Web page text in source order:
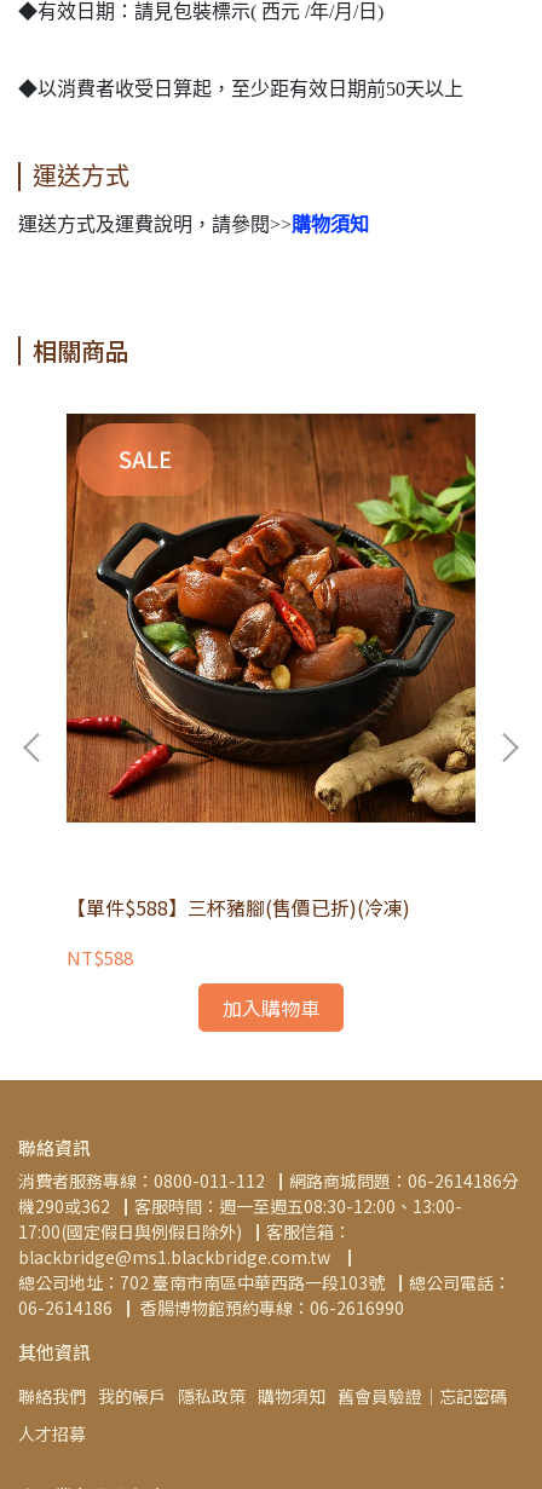
◆有效日期：請見包裝標示( 西元 /年/月/日)
◆以消費者收受日算起，至少距有效日期前50天以上
運送方式
運送方式及運費說明，請參閱>>購物須知
相關商品
【單件$588】三杯豬腳(售價已折)(冷凍)
NT$588
加入購物車
聯絡資訊
消費者服務專線：0800-011-112▕  網路商城問題：06-2614186分
機290或362▕  客服時間：週一至週五08:30-12:00、13:00-
17:00(國定假日與例假日除外)▕  客服信箱：
blackbridge@ms1.blackbridge.com.tw ▕
總公司地址：702 臺南市南區中華西路一段103號▕  總公司電話：
06-2614186▕   香腸博物館預約專線：06-2616990
其他資訊
聯絡我們 我的帳戶 隱私政策 購物須知 舊會員驗證│忘記密碼
人才招募